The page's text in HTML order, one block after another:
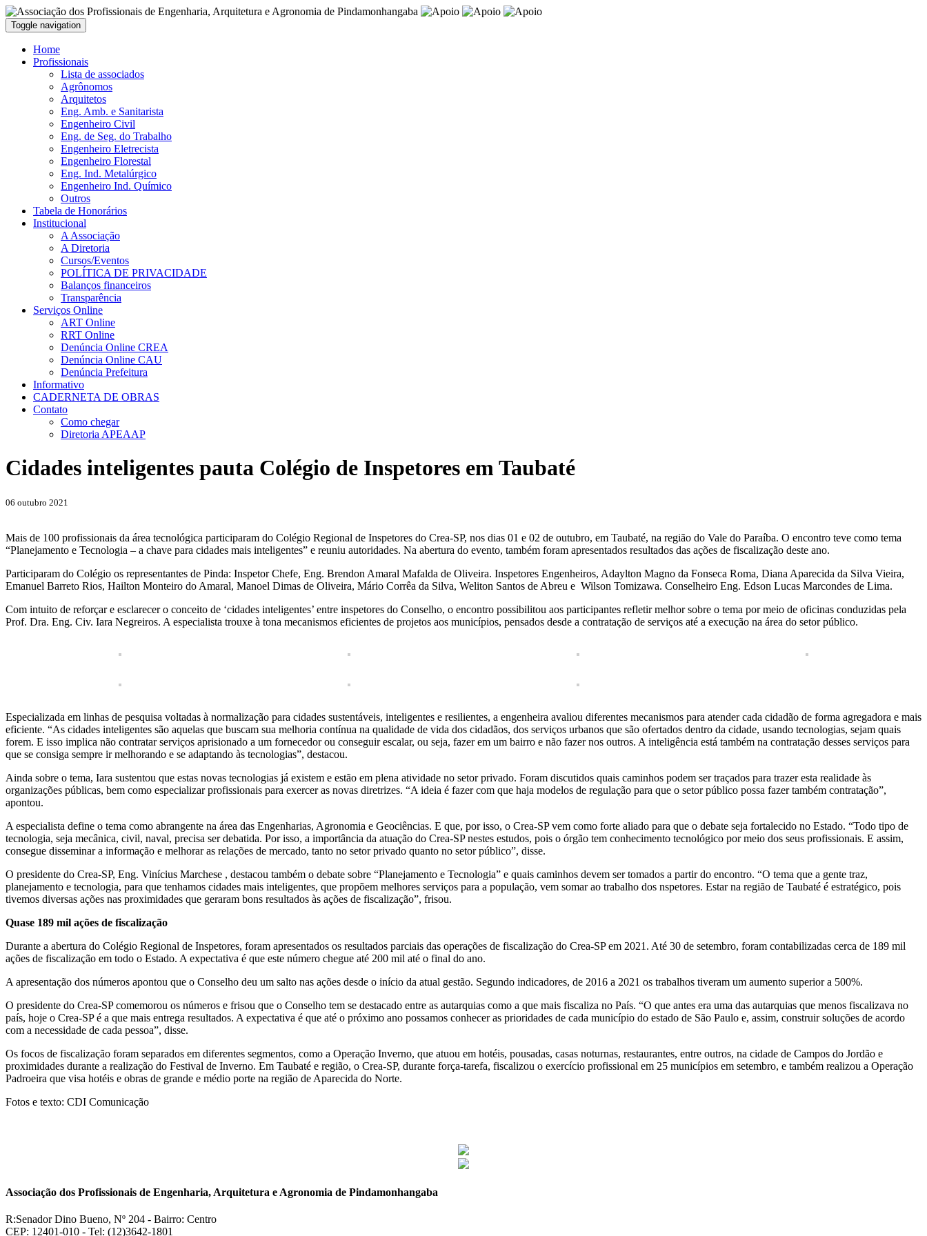
Toggle navigation
Home
Profissionais
Lista de associados
Agrônomos
Arquitetos
Eng. Amb. e Sanitarista
Engenheiro Civil
Eng. de Seg. do Trabalho
Engenheiro Eletrecista
Engenheiro Florestal
Eng. Ind. Metalúrgico
Engenheiro Ind. Químico
Outros
Tabela de Honorários
Institucional
A Associação
A Diretoria
Cursos/Eventos
POLÍTICA DE PRIVACIDADE
Balanços financeiros
Transparência
Serviços Online
ART Online
RRT Online
Denúncia Online CREA
Denúncia Online CAU
Denúncia Prefeitura
Informativo
CADERNETA DE OBRAS
Contato
Como chegar
Diretoria APEAAP
Cidades inteligentes pauta Colégio de Inspetores em Taubaté
06 outubro 2021
Mais de 100 profissionais da área tecnológica participaram do Colégio Regional de Inspetores do Crea-SP, nos dias 01 e 02 de outubro, em Taubaté, na região do Vale do Paraíba. O encontro teve como tema
“Planejamento e Tecnologia – a chave para cidades mais inteligentes” e reuniu autoridades. Na abertura do evento, também foram apresentados resultados das ações de fiscalização deste ano.
Participaram do Colégio os representantes de Pinda: Inspetor Chefe, Eng. Brendon Amaral Mafalda de Oliveira. Inspetores Engenheiros, Adaylton Magno da Fonseca Roma, Diana Aparecida da Silva Vieira,
Emanuel Barreto Rios, Hailton Monteiro do Amaral, Manoel Dimas de Oliveira, Mário Corrêa da Silva, Weliton Santos de Abreu e Wilson Tomizawa. Conselheiro Eng. Edson Lucas Marcondes de Lima.
Com intuito de reforçar e esclarecer o conceito de ‘cidades inteligentes’ entre inspetores do Conselho, o encontro possibilitou aos participantes refletir melhor sobre o tema por meio de oficinas conduzidas pela
Prof. Dra. Eng. Civ. Iara Negreiros. A especialista trouxe à tona mecanismos eficientes de projetos aos municípios, pensados desde a contratação de serviços até a execução na área do setor público.
Especializada em linhas de pesquisa voltadas à normalização para cidades sustentáveis, inteligentes e resilientes, a engenheira avaliou diferentes mecanismos para atender cada cidadão de forma agregadora e mais
eficiente. “As cidades inteligentes são aquelas que buscam sua melhoria contínua na qualidade de vida dos cidadãos, dos serviços urbanos que são ofertados dentro da cidade, usando tecnologias, sejam quais
forem. E isso implica não contratar serviços aprisionado a um fornecedor ou conseguir escalar, ou seja, fazer em um bairro e não fazer nos outros. A inteligência está também na contratação desses serviços para
que se consiga sempre ir melhorando e se adaptando às tecnologias”, destacou.
Ainda sobre o tema, Iara sustentou que estas novas tecnologias já existem e estão em plena atividade no setor privado. Foram discutidos quais caminhos podem ser traçados para trazer esta realidade às
organizações públicas, bem como especializar profissionais para exercer as novas diretrizes. “A ideia é fazer com que haja modelos de regulação para que o setor público possa fazer também contratação”,
apontou.
A especialista define o tema como abrangente na área das Engenharias, Agronomia e Geociências. E que, por isso, o Crea-SP vem como forte aliado para que o debate seja fortalecido no Estado. “Todo tipo de
tecnologia, seja mecânica, civil, naval, precisa ser debatida. Por isso, a importância da atuação do Crea-SP nestes estudos, pois o órgão tem conhecimento tecnológico por meio dos seus profissionais. E assim,
consegue disseminar a informação e melhorar as relações de mercado, tanto no setor privado quanto no setor público”, disse.
O presidente do Crea-SP, Eng. Vinícius Marchese , destacou também o debate sobre “Planejamento e Tecnologia” e quais caminhos devem ser tomados a partir do encontro. “O tema que a gente traz,
planejamento e tecnologia, para que tenhamos cidades mais inteligentes, que propõem melhores serviços para a população, vem somar ao trabalho dos nspetores. Estar na região de Taubaté é estratégico, pois
tivemos diversas ações nas proximidades que geraram bons resultados às ações de fiscalização”, frisou.
Quase 189 mil ações de fiscalização
Durante a abertura do Colégio Regional de Inspetores, foram apresentados os resultados parciais das operações de fiscalização do Crea-SP em 2021. Até 30 de setembro, foram contabilizadas cerca de 189 mil
ações de fiscalização em todo o Estado. A expectativa é que este número chegue até 200 mil até o final do ano.
A apresentação dos números apontou que o Conselho deu um salto nas ações desde o início da atual gestão. Segundo indicadores, de 2016 a 2021 os trabalhos tiveram um aumento superior a 500%.
O presidente do Crea-SP comemorou os números e frisou que o Conselho tem se destacado entre as autarquias como a que mais fiscaliza no País. “O que antes era uma das autarquias que menos fiscalizava no
país, hoje o Crea-SP é a que mais entrega resultados. A expectativa é que até o próximo ano possamos conhecer as prioridades de cada município do estado de São Paulo e, assim, construir soluções de acordo
com a necessidade de cada pessoa”, disse.
Os focos de fiscalização foram separados em diferentes segmentos, como a Operação Inverno, que atuou em hotéis, pousadas, casas noturnas, restaurantes, entre outros, na cidade de Campos do Jordão e
proximidades durante a realização do Festival de Inverno. Em Taubaté e região, o Crea-SP, durante força-tarefa, fiscalizou o exercício profissional em 25 municípios em setembro, e também realizou a Operação
Padroeira que visa hotéis e obras de grande e médio porte na região de Aparecida do Norte.
Fotos e texto: CDI Comunicação
Associação dos Profissionais de Engenharia, Arquitetura e Agronomia de Pindamonhangaba
R:Senador Dino Bueno, Nº 204 - Bairro: Centro
CEP: 12401-010 - Tel: (12)3642-1801